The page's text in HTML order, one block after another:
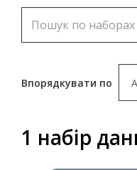
Впорядкувати по
1 набір